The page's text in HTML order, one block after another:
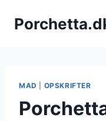
MAD OPSKRIFTER